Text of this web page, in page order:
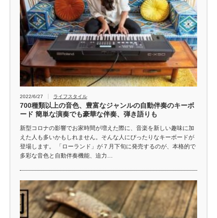
2022/6/27 ライフスタイル
700種類以上の音色、豊富なジャンルの自動伴奏のキーボ
ード 簡単な演奏でも豪華な伴奏、弾き語りも
新型コロナの影響でお家時間が増えた際に、音楽を新しい趣味に加
えた人も多いかもしれません。そんな人にぴったりなキーボードが
登場します。 「ローランド」が７月下旬に発売するのが、本格的で
多彩な音色と自動伴奏機能、迫力…